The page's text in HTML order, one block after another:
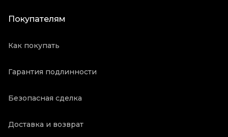
Покупателям
Как покупать
Гарантия подлинности
Безопасная сделка
Доставка и возврат